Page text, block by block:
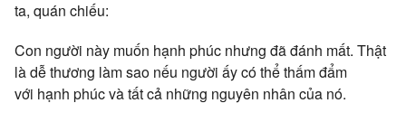
ta, quán chiếu:
Con người này muốn hạnh phúc nhưng đã đánh mất. Thật
là dễ thương làm sao nếu người ấy có thể thấm đẩm
với hạnh phúc và tất cả những nguyên nhân của nó.